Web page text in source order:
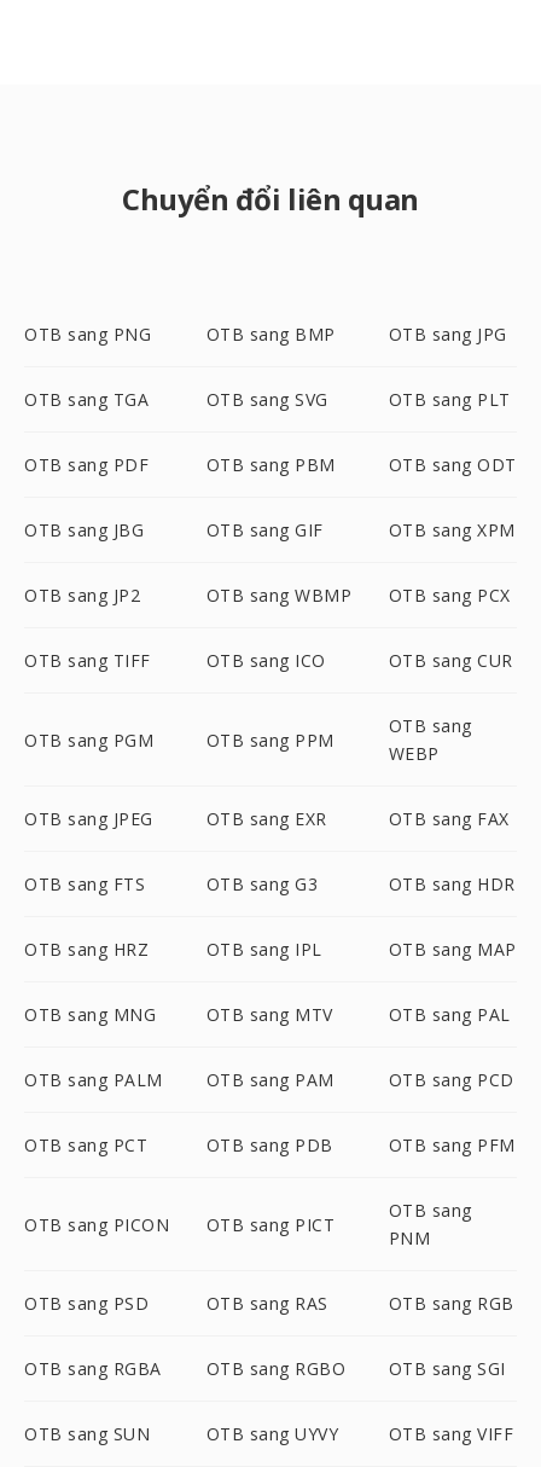
Chuyển đổi liên quan
OTB sang PNG OTB sang BMP OTB sang JPG
OTB sang TGA OTB sang SVG OTB sang PLT
OTB sang PDF OTB sang PBM OTB sang ODT
OTB sang JBG OTB sang GIF OTB sang XPM
OTB sang JP2 OTB sang WBMP OTB sang PCX
OTB sang TIFF OTB sang ICO OTB sang CUR
OTB sang PGM OTB sang PPM
OTB sang
WEBP
OTB sang JPEG OTB sang EXR OTB sang FAX
OTB sang FTS OTB sang G3 OTB sang HDR
OTB sang HRZ OTB sang IPL OTB sang MAP
OTB sang MNG OTB sang MTV OTB sang PAL
OTB sang PALM OTB sang PAM OTB sang PCD
OTB sang PCT OTB sang PDB OTB sang PFM
OTB sang PICON OTB sang PICT
OTB sang
PNM
OTB sang PSD OTB sang RAS OTB sang RGB
OTB sang RGBA OTB sang RGBO OTB sang SGI
OTB sang SUN OTB sang UYVY OTB sang VIFF